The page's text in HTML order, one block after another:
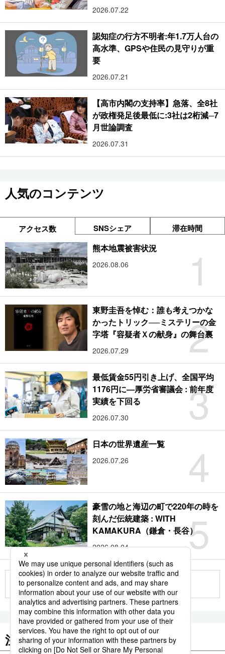
2026.07.22
認知症の行方不明者:年1.7万人台の
高水準、GPSや住民の見守りが重
要
2026.07.21
【高市内閣の支持率】急落、全8社
が政権発足後最低に:3社は2桁減─7
月世論調査
2026.07.31
人気のコンテンツ
アクセス数 SNSシェア 滞在時間
1
熊本地震被害状況
2026.08.06
2
東野圭吾を悼む：誰も考えつかな
かったトリック──ミステリーの金
字塔『容疑者Ｘの献身』の舞台裏
2026.07.29
3
最低賃金55円引き上げ、全国平均
1176円に―厚労省審議会 : 前年度
実績を下回る
2026.07.30
4
日本の世界遺産一覧
2026.07.26
5
豪雪の地と海辺の町で220年の時を
刻んだ伝統建築 : WITH
KAMAKURA（鎌倉・長谷）
2026.08.04
もっと見る
注目のキーワード